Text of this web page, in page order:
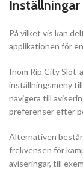
På vilket vis kan
applikationen för
Inom Rip City Slot-
inställningsmeny
navigera till
preferenser efter
Alternativen består
frekvensen för
aviseringar, till